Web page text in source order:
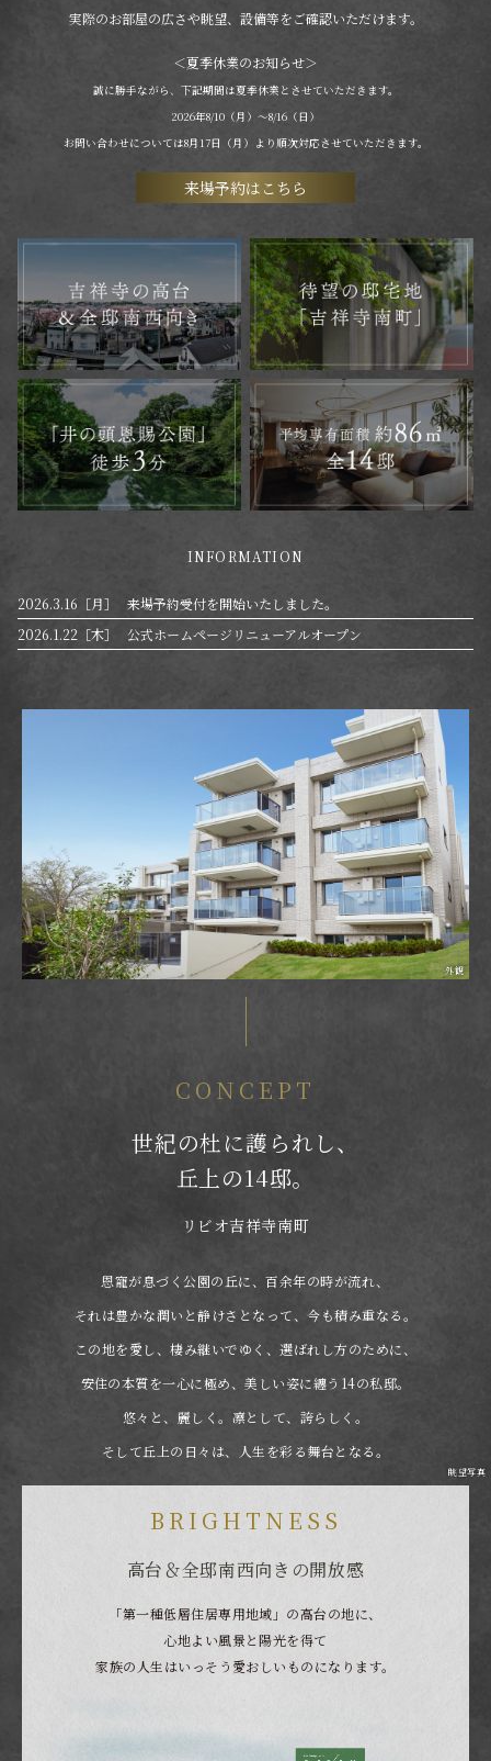
実際のお部屋の広さや眺望、設備等をご確認いただけます。
＜夏季休業のお知らせ＞
誠に勝手ながら、下記期間は夏季休業とさせていただきます。
2026年8/10（月）～8/16（日）
お問い合わせについては8月17日（月）より順次対応させていただきます。
来場予約はこちら
INFORMATION
2026.3.16［月］
来場予約受付を開始いたしました。
2026.1.22［木］
公式ホームページリニューアルオープン
外観
CONCEPT
世紀の杜に護られし、
丘上の14邸。
リビオ吉祥寺南町
恩寵が息づく公園の丘に、百余年の時が流れ、
それは豊かな潤いと静けさとなって、今も積み重なる。
この地を愛し、棲み継いでゆく、選ばれし方のために、
安住の本質を一心に極め、美しい姿に纏う14の私邸。
悠々と、麗しく。凛として、誇らしく。
そして丘上の日々は、人生を彩る舞台となる。
眺望写真
BRIGHTNESS
高台＆全邸南西向きの開放感
「第一種低層住居専用地域」の高台の地に、
心地よい風景と陽光を得て
家族の人生はいっそう愛おしいものになります。